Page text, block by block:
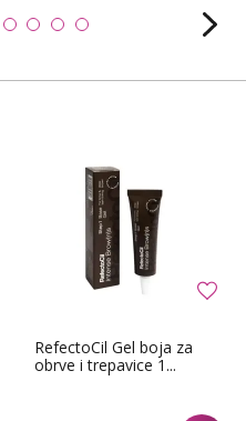
RefectoCil Gel boja za
obrve i trepavice 1...